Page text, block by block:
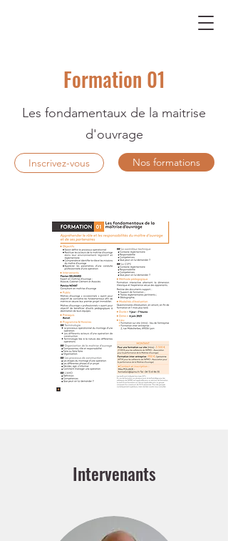
Formation 01
Les fondamentaux de la maitrise
d'ouvrage
Inscrivez-vous Nos formations
Intervenants